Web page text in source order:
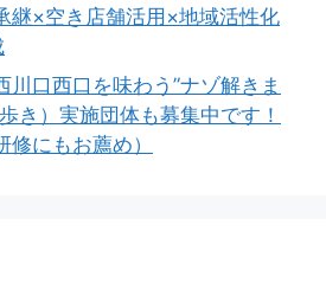
継×空き店舗活用×地域活性化
川口西口を味わう”ナゾ解きま
き）実施団体も募集中です！
修にもお薦め）